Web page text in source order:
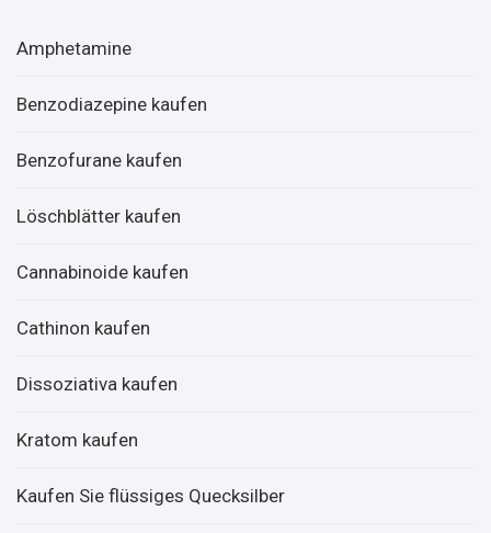
Amphetamine
Benzodiazepine kaufen
Benzofurane kaufen
Löschblätter kaufen
Cannabinoide kaufen
Cathinon kaufen
Dissoziativa kaufen
Kratom kaufen
Kaufen Sie flüssiges Quecksilber